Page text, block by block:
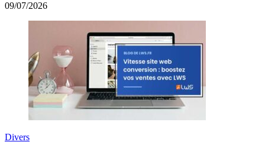
09/07/2026
Divers